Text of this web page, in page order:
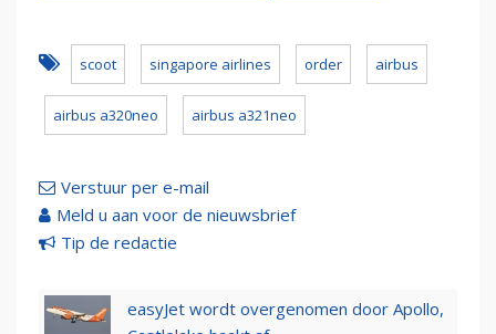
scoot singapore airlines order airbus
airbus a320neo airbus a321neo
Verstuur per e-mail
Meld u aan voor de nieuwsbrief
Tip de redactie
easyJet wordt overgenomen door Apollo,